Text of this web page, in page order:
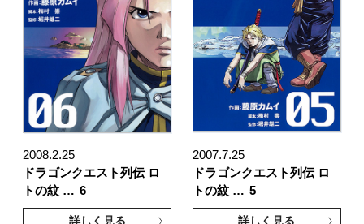
2008.2.25
ドラゴンクエスト列伝 ロ
トの紋 … 6
詳しく見る
2007.7.25
ドラゴンクエスト列伝 ロ
トの紋 … 5
詳しく見る